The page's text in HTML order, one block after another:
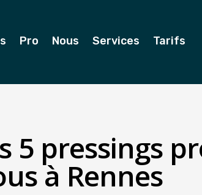
Pro Nous Services Tarifs
5 pressings
à Rennes